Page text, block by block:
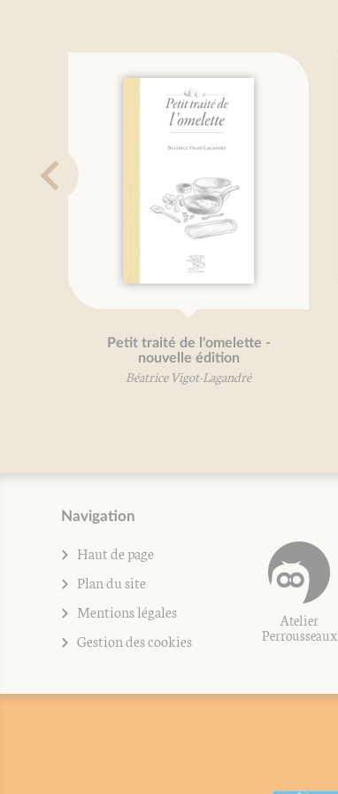
Petit traité de l'omelette -
nouvelle édition
Béatrice Vigot-Lagandré
Navigation
Haut de page
Plan du site
Mentions légales
Gestion des cookies
Atelier
Perrousseaux